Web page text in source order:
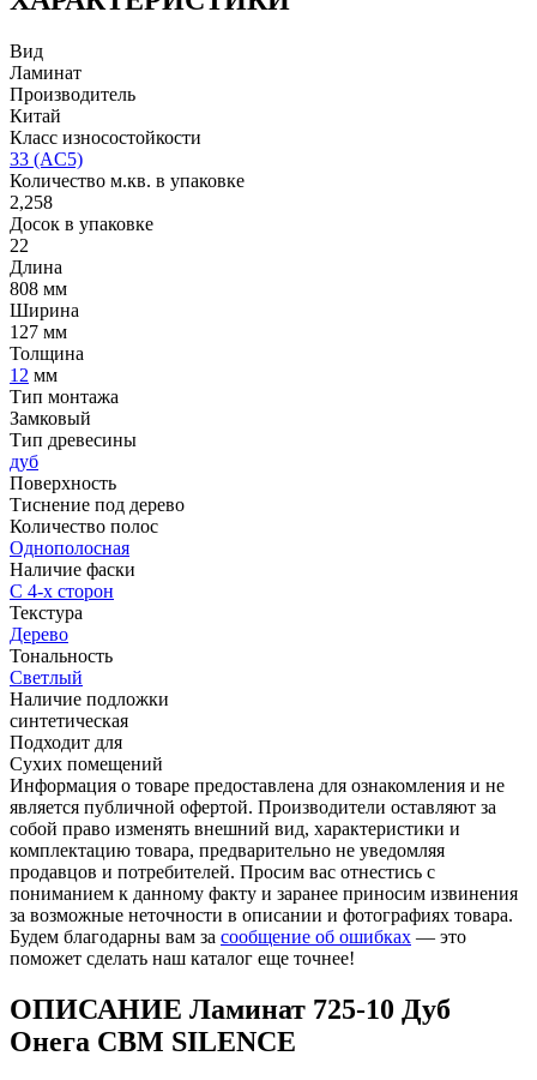
Вид
Ламинат
Производитель
Китай
Класс износостойкости
33 (AC5)
Количество м.кв. в упаковке
2,258
Досок в упаковке
22
Длина
808 мм
Ширина
127 мм
Толщина
12 мм
Тип монтажа
Замковый
Тип древесины
дуб
Поверхность
Тиснение под дерево
Количество полос
Однополосная
Наличие фаски
С 4-х сторон
Текстура
Дерево
Тональность
Светлый
Наличие подложки
синтетическая
Подходит для
Сухих помещений
Информация о товаре предоставлена для ознакомления и не
является публичной офертой. Производители оставляют за
собой право изменять внешний вид, характеристики и
комплектацию товара, предварительно не уведомляя
продавцов и потребителей. Просим вас отнестись с
пониманием к данному факту и заранее приносим извинения
за возможные неточности в описании и фотографиях товара.
Будем благодарны вам за сообщение об ошибках — это
поможет сделать наш каталог еще точнее!
ОПИСАНИЕ Ламинат 725-10 Дуб
Онега CBM SILENCE